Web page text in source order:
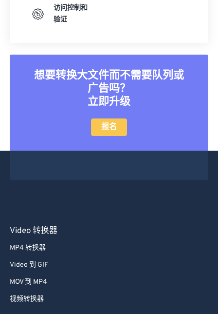
访问控制和
验证
想要转换大文件而不需要队列或
广告吗？
立即升级
报名
Video 转换器
MP4 转换器
Video 到 GIF
MOV 到 MP4
视频转换器